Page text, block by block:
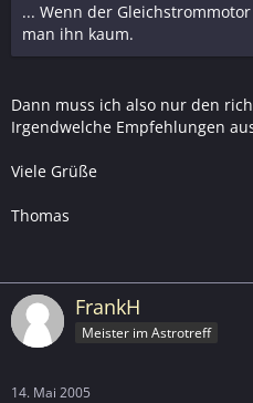
... Wenn der
man ihn kaum.
Dann muss ich also nur den
Irgendwelche Empfehlungen
Viele Grüße
Thomas
FrankH
Meister im Astrotreff
14. Mai 2005